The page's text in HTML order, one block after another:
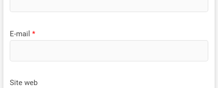
E-mail *
Site web